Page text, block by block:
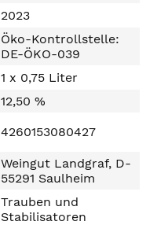
2023
Öko-Kontrollstelle:
DE-ÖKO-039
1 x 0,75 Liter
12,50 %
4260153080427
Weingut Landgraf, D-
55291 Saulheim
Trauben und
Stabilisatoren